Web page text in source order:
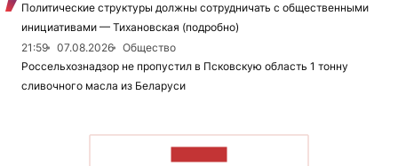
Политические структуры должны сотрудничать с общественными
инициативами — Тихановская (подробно)
21:59
07.08.2026
Общество
Россельхознадзор не пропустил в Псковскую область 1 тонну
сливочного масла из Беларуси